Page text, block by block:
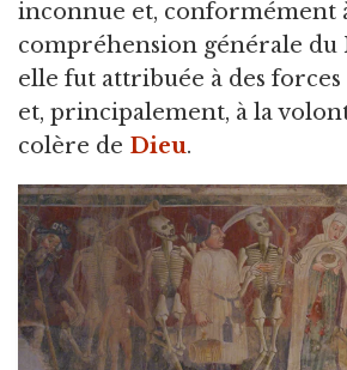
inconnue et, conformément
compréhension générale du
elle fut attribuée à des
et, principalement, à la
colère de Dieu.